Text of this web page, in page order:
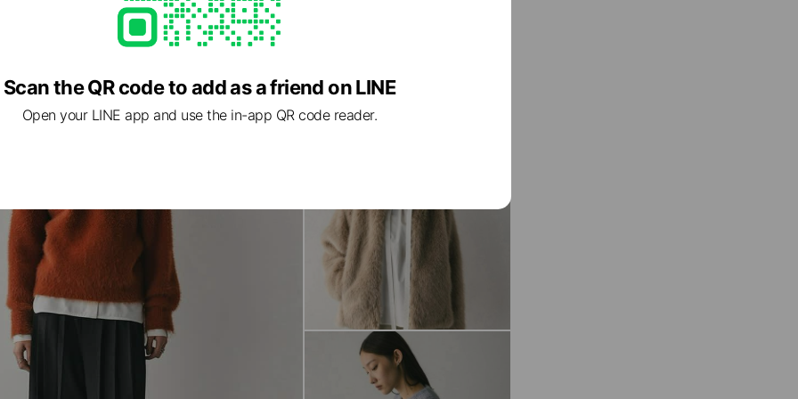
Scan the QR code to add as a friend on LINE
Open your LINE app and use the in-app QR code reader.